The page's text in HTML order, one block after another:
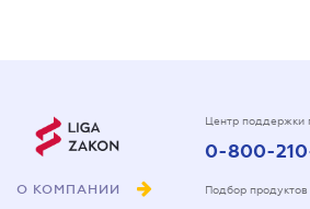
О КОМПАНИИ
Центр поддержки
0-800-
Подбор